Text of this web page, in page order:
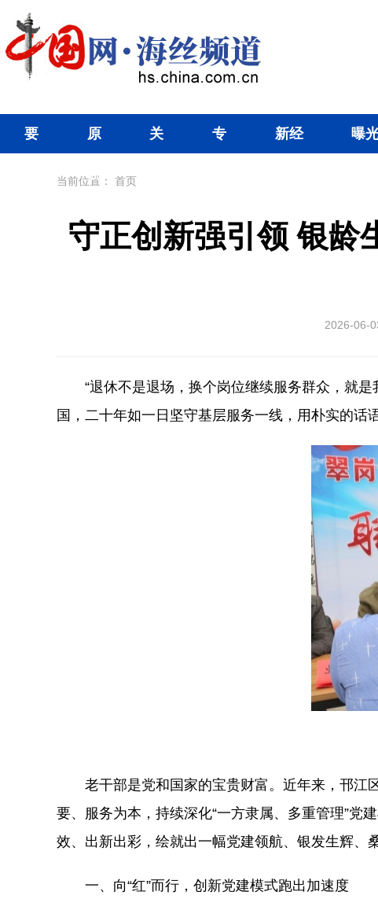
要 原
创
关 专 新经 曝
当前位置： 首页
守正创新强引领 银
2026-06-
“退休不是退场，换个岗位继续服务群众，就
国，二十年如一日坚守基层服务一线，用朴实的话
老干部是党和国家的宝贵财富。近年来，邗江
要、服务为本，持续深化“一方隶属、多重管理”党
效、出新出彩，绘就出一幅党建领航、银发生辉、
一、向“红”而行，创新党建模式跑出加速度